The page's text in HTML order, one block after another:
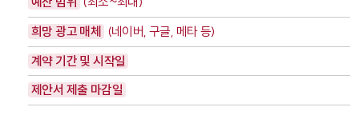
희망 광고 매체 (네이버, 구글, 메타 등)
계약 기간 및 시작일
제안서 제출 마감일